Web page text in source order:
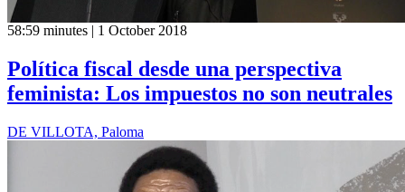
58:59 minutes | 1 October 2018
Política fiscal desde una perspectiva
feminista: Los impuestos no son neutrales
DE VILLOTA, Paloma